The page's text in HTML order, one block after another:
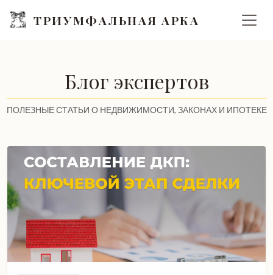
ТРИУМФАЛЬНАЯ АРКА
Блог экспертов
ПОЛЕЗНЫЕ СТАТЬИ О НЕДВИЖИМОСТИ, ЗАКОНАХ И ИПОТЕКЕ